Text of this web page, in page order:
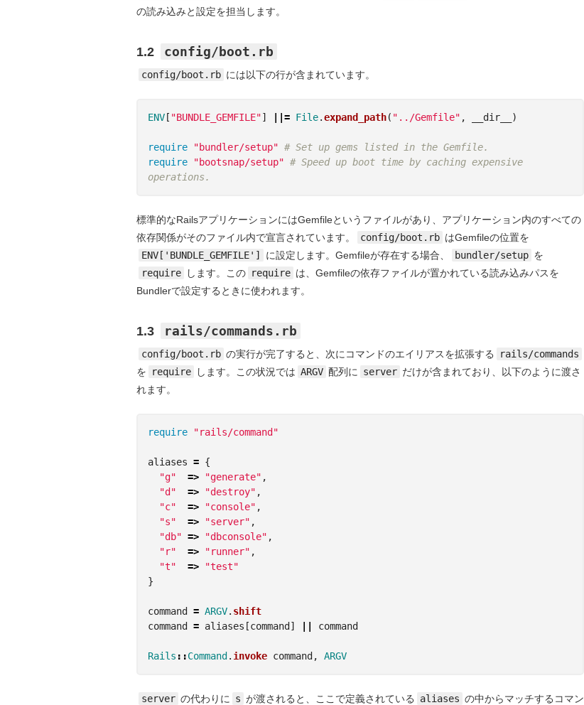
の読み込みと設定を担当します。
1.2 config/boot.rb
config/boot.rb には以下の行が含まれています。
ENV [ "BUNDLE_GEMFILE"] ||= File.expand_path( "../Gemfile" , __dir__ )
require "bundler/setup" # Set up gems listed in the Gemfile.
require
"bootsnap/setup" # Speed up boot time by caching expensive
operations.
標準的なRailsアプリケーションにはGemfileというファイルがあり、アプリケーション内のすべての
依存関係がそのファイル内で宣言されています。
config/boot.rb はGemfileの位置を
ENV['BUNDLE_GEMFILE']
に設定します。Gemfileが存在する場合、 bundler/setup を
require
します。この require は、Gemfileの依存ファイルが置かれている読み込みパスを
Bundlerで設定するときに使われます。
1.3 rails/commands.rb
config/boot.rb の実行が完了すると、次にコマンドのエイリアスを拡張する
rails/commands
を
require します。この状況では ARGV 配列に server だけが含まれており、以下のように渡さ
れます。
require "rails/command"
aliases = {
"g"
=> "generate" ,
"d"
=> "destroy" ,
"c"
=> "console" ,
"s"
=> "server" ,
"db" => "dbconsole" ,
"r"
=> "runner" ,
"t"
=>
"test"
}
command = ARGV. shift
command
= aliases [command ] command
Rails ::Command . invoke command , ARGV
server の代わりに s が渡されると、ここで定義されている aliases の中からマッチするコマン